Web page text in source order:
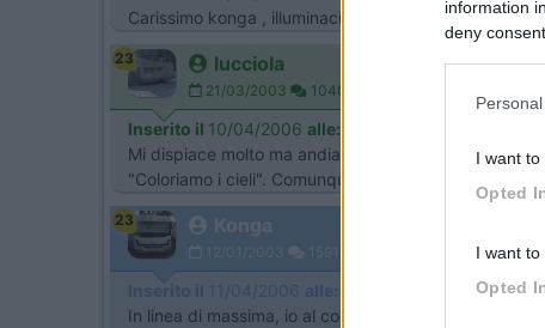
information
deny
I want to
Opted
I want to
Opted
Carissimo konga , illuminaci circa itinerario e soste .
23 lucciola
21/03/2003 1040
Inserito il 10/04/2006 alle:
Mi dispiace molto ma andiamo a farci un giro in
"Coloriamo i cieli". Comunque augurandovi una
23 Konga
12/01/2003 1591
Inserito il 11/04/2006 alle:
In linea di massima, io al contrario di oscar parto